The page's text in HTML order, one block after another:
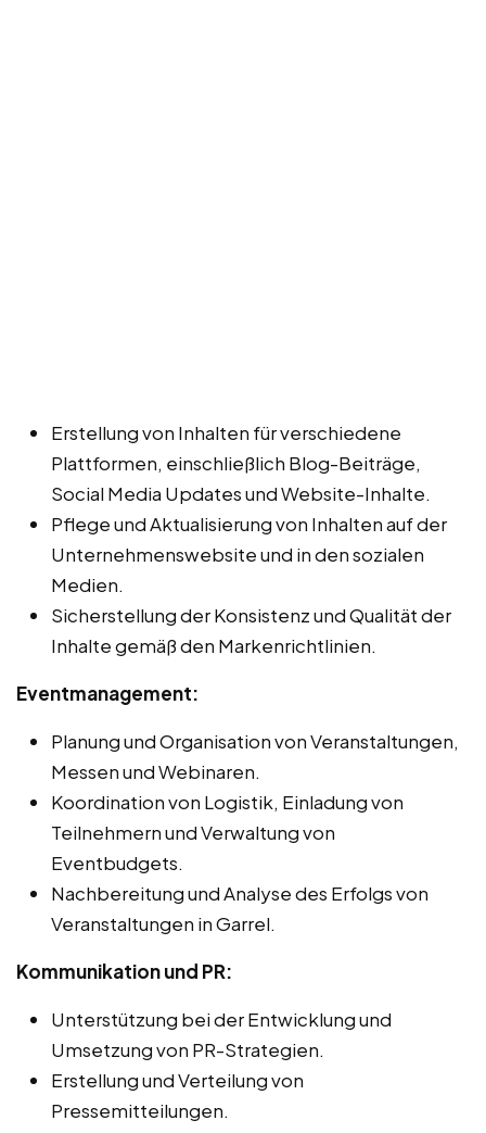
Erstellung von Inhalten für verschiedene
Plattformen, einschließlich Blog-Beiträge,
Social Media Updates und Website-Inhalte.
Pflege und Aktualisierung von Inhalten auf der
Unternehmenswebsite und in den sozialen
Medien.
Sicherstellung der Konsistenz und Qualität der
Inhalte gemäß den Markenrichtlinien.
Eventmanagement:
Planung und Organisation von Veranstaltungen,
Messen und Webinaren.
Koordination von Logistik, Einladung von
Teilnehmern und Verwaltung von
Eventbudgets.
Nachbereitung und Analyse des Erfolgs von
Veranstaltungen in Garrel.
Kommunikation und PR:
Unterstützung bei der Entwicklung und
Umsetzung von PR-Strategien.
Erstellung und Verteilung von
Pressemitteilungen.